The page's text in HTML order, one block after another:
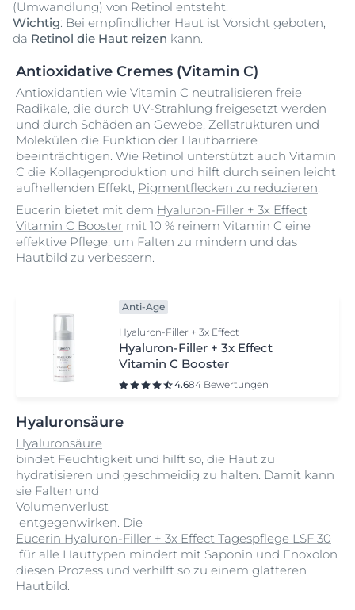
(Umwandlung) von Retinol entsteht.
Wichtig: Bei empfindlicher Haut ist Vorsicht geboten,
da Retinol die Haut reizen kann.
Antioxidative Cremes (Vitamin C)
Antioxidantien wie Vitamin C neutralisieren freie
Radikale, die durch UV-Strahlung freigesetzt werden
und durch Schäden an Gewebe, Zellstrukturen und
Molekülen die Funktion der Hautbarriere
beeinträchtigen. Wie Retinol unterstützt auch Vitamin
C die Kollagenproduktion und hilft durch seinen leicht
aufhellenden Effekt, Pigmentflecken zu reduzieren.
Eucerin bietet mit dem Hyaluron-Filler + 3x Effect
Vitamin C Booster mit 10 % reinem Vitamin C eine
effektive Pflege, um Falten zu mindern und das
Hautbild zu verbessern.
Anti-Age
Hyaluron-Filler + 3x Effect
Hyaluron-Filler + 3x Effect
Vitamin C Booster
4.684 Bewertungen
Hyaluronsäure
Hyaluronsäure
bindet Feuchtigkeit und hilft so, die Haut zu
hydratisieren und geschmeidig zu halten. Damit kann
sie Falten und
Volumenverlust
entgegenwirken. Die
Eucerin Hyaluron-Filler + 3x Effect Tagespflege LSF 30
für alle Hauttypen mindert mit Saponin und Enoxolon
diesen Prozess und verhilft so zu einem glatteren
Hautbild.